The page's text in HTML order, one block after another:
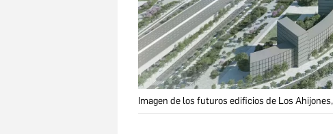
Imagen de los futuros edificios de Los